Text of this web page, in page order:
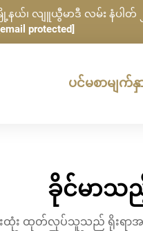
ြို့နယ်၊ လျူယွီမာဒီ လမ်း နံပါတ်
[email protected]
ပင်မစာမျက်နှ
ခိုင်မာသ
ထုံး ထုတ်လုပ်သူသည် ရိုးရာအလှ